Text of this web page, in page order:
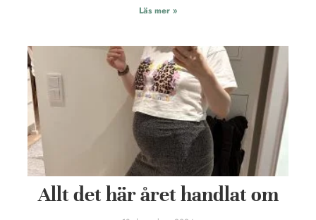
Läs mer »
Allt det här året handlat om